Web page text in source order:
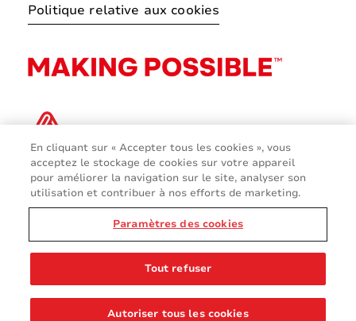
Politique relative aux cookies
© 2026 Avery Dennison Corporation
En cliquant sur « Accepter tous les cookies », vous
acceptez le stockage de cookies sur votre appareil
pour améliorer la navigation sur le site, analyser son
utilisation et contribuer à nos efforts de marketing.
Paramètres des cookies
Tout refuser
Autoriser tous les cookies